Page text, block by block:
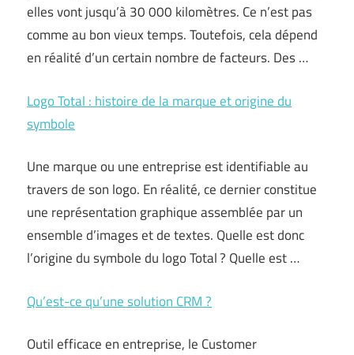
elles vont jusqu’à 30 000 kilomètres. Ce n’est pas
comme au bon vieux temps. Toutefois, cela dépend
en réalité d’un certain nombre de facteurs. Des …
Logo Total : histoire de la marque et origine du
symbole
Une marque ou une entreprise est identifiable au
travers de son logo. En réalité, ce dernier constitue
une représentation graphique assemblée par un
ensemble d’images et de textes. Quelle est donc
l’origine du symbole du logo Total ? Quelle est …
Qu’est-ce qu’une solution CRM ?
Outil efficace en entreprise, le Customer